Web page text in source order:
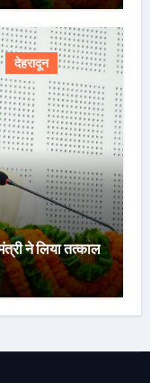
देहरादून
ने लिया तत्काल